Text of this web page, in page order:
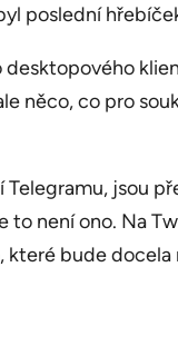
poslední
něco, co pro
jsou
není ono. Na
bude